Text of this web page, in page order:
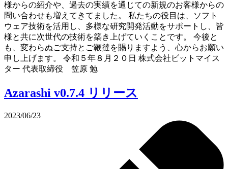
様からの紹介や、過去の実績を通じての新規のお客様からの
問い合わせも増えてきてました。 私たちの役目は、ソフト
ウェア技術を活用し、多様な研究開発活動をサポートし、皆
様と共に次世代の技術を築き上げていくことです。 今後と
も、変わらぬご支持とご鞭撻を賜りますよう、心からお願い
申し上げます。 令和５年８月２０日 株式会社ビットマイス
ター 代表取締役 笠原 勉
Azarashi v0.7.4 リリース
2023/06/23